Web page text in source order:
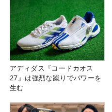
アディダス『コードカオス
27』は強烈な蹴りでパワーを
生む